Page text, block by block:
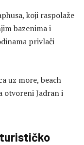
koji raspolaže
bazenima i
privlači
uz more, beach
otvoreni Jadran i
turističko